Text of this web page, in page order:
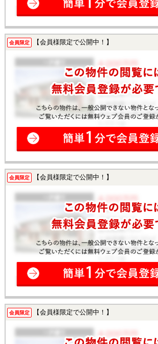
会員限定 【会員様限定で公開中！】
会員限定 【会員様限定で公開中！】
会員限定 【会員様限定で公開中！】